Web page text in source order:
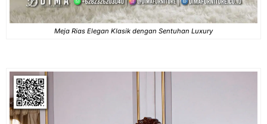
Meja Rias Elegan Klasik dengan Sentuhan Luxury